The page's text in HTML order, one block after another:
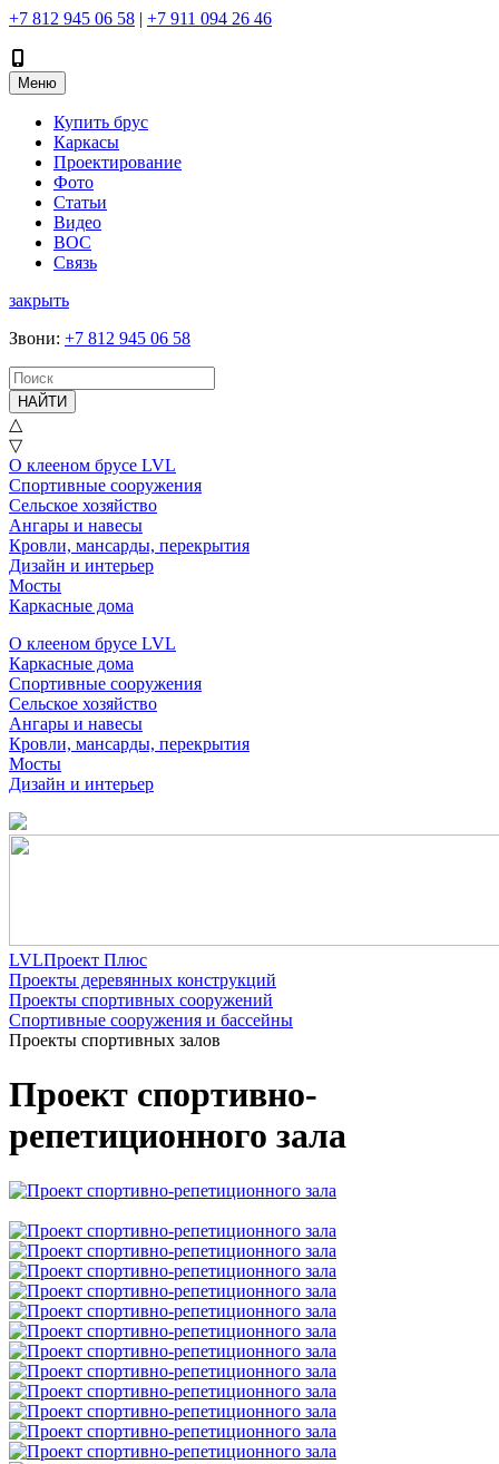
+7 812 945 06 58 | +7 911 094 26 46
Меню
Купить брус
Каркасы
Проектирование
Фото
Статьи
Видео
ВОС
Связь
закрыть
Звони: +7 812 945 06 58
НАЙТИ
△
▽
О клееном брусе LVL
Спортивные сооружения
Сельское хозяйство
Ангары и навесы
Кровли, мансарды, перекрытия
Дизайн и интерьер
Мосты
Каркасные дома
О клееном брусе LVL
Каркасные дома
Спортивные сооружения
Сельское хозяйство
Ангары и навесы
Кровли, мансарды, перекрытия
Мосты
Дизайн и интерьер
LVLПроект Плюс
Проекты деревянных конструкций
Проекты спортивных сооружений
Спортивные сооружения и бассейны
Проекты спортивных залов
Проект спортивно-
репетиционного зала